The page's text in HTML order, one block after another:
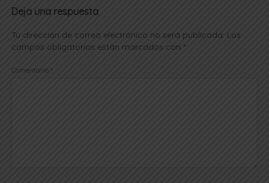
Deja una respuesta
Tu dirección de correo electrónico no será publicada. Los
campos obligatorios están marcados con *
Comentario *